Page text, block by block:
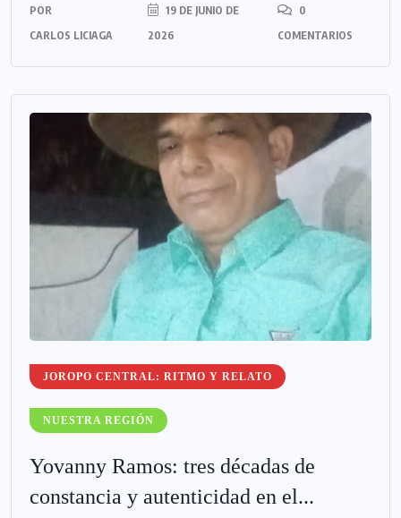
POR
CARLOS LICIAGA
19 DE JUNIO DE
2026
0
COMENTARIOS
JOROPO CENTRAL: RITMO Y RELATO
NUESTRA REGIÓN
Yovanny Ramos: tres décadas de
constancia y autenticidad en el...